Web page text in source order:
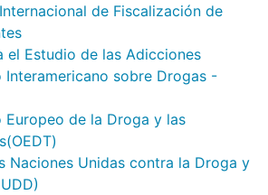
de Fiscalización de
el Estudio de las Adicciones
Interamericano sobre Drogas -
Europeo de la Droga y las
Naciones Unidas contra la Droga y